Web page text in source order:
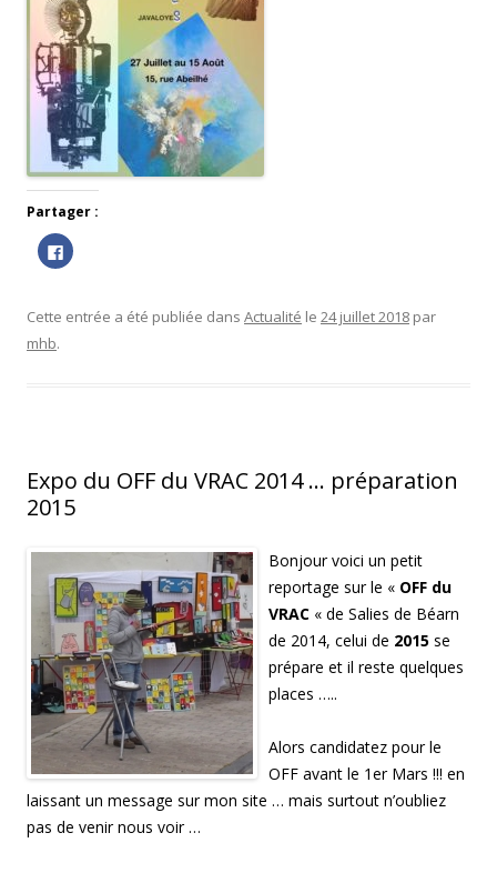
Partager :
C
l
e
z
e
r
s
u
a
e
b
o
o
k
(
o
u
v
r
e
d
a
u
n
e
n
o
Cette entrée a été publiée dans Actualité le 24 juillet 2018 par
mhb.
Expo du OFF du VRAC 2014 … préparation
2015
Bonjour voici un petit
reportage sur le « OFF du
VRAC « de Salies de Béarn
de 2014, celui de 2015 se
prépare et il reste quelques
places …..
Alors candidatez pour le
OFF avant le 1er Mars !!! en
laissant un message sur mon site … mais surtout n’oubliez
pas de venir nous voir …